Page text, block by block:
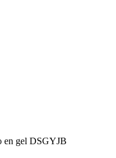
en gel DSGYJB